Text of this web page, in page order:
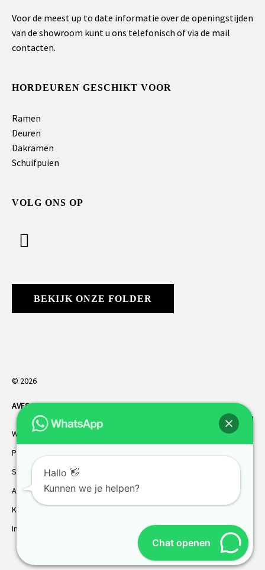
Voor de meest up to date informatie over de openingstijden
van de showroom kunt u ons telefonisch of via de mail
contacten.
HORDEUREN GESCHIKT VOOR
Ramen
Deuren
Dakramen
Schuifpuien
VOLG ONS OP
BEKIJK ONZE FOLDER
© 2026
AVES HORREN. Alle rechten voorbehouden.
Webdesign Vanoo Media
Privacybeleid
Sitemap
AVES garantie
Klantenservice
Inmeten
Chat openen
Hallo 👋
Kunnen we je helpen?